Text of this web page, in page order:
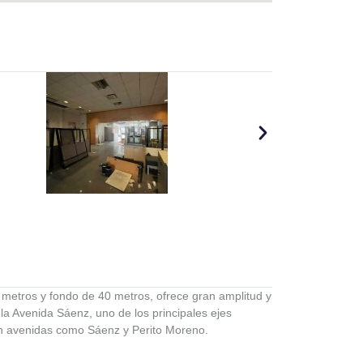
y fondo de 40 metros, ofrece gran amplitud y
Avenida Sáenz, uno de los principales ejes
como Sáenz y Perito Moreno.